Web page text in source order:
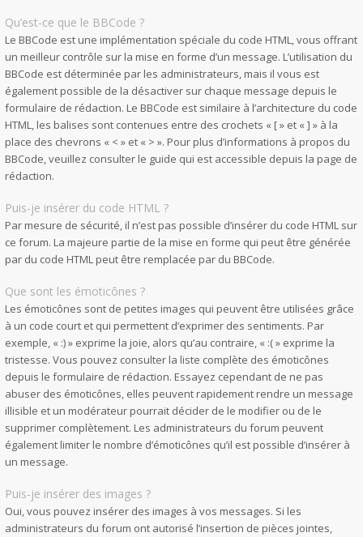
Qu’est-ce que le BBCode ?
Le BBCode est une implémentation spéciale du code HTML, vous offrant
un meilleur contrôle sur la mise en forme d’un message. L’utilisation du
BBCode est déterminée par les administrateurs, mais il vous est
également possible de la désactiver sur chaque message depuis le
formulaire de rédaction. Le BBCode est similaire à l’architecture du code
HTML, les balises sont contenues entre des crochets « [ » et « ] » à la
place des chevrons « < » et « > ». Pour plus d’informations à propos du
BBCode, veuillez consulter le guide qui est accessible depuis la page de
rédaction.
Puis-je insérer du code HTML ?
Par mesure de sécurité, il n’est pas possible d’insérer du code HTML sur
ce forum. La majeure partie de la mise en forme qui peut être générée
par du code HTML peut être remplacée par du BBCode.
Que sont les émoticônes ?
Les émoticônes sont de petites images qui peuvent être utilisées grâce
à un code court et qui permettent d’exprimer des sentiments. Par
exemple, « :) » exprime la joie, alors qu’au contraire, « :( » exprime la
tristesse. Vous pouvez consulter la liste complète des émoticônes
depuis le formulaire de rédaction. Essayez cependant de ne pas
abuser des émoticônes, elles peuvent rapidement rendre un message
illisible et un modérateur pourrait décider de le modifier ou de le
supprimer complètement. Les administrateurs du forum peuvent
également limiter le nombre d’émoticônes qu’il est possible d’insérer à
un message.
Puis-je insérer des images ?
Oui, vous pouvez insérer des images à vos messages. Si les
administrateurs du forum ont autorisé l’insertion de pièces jointes,